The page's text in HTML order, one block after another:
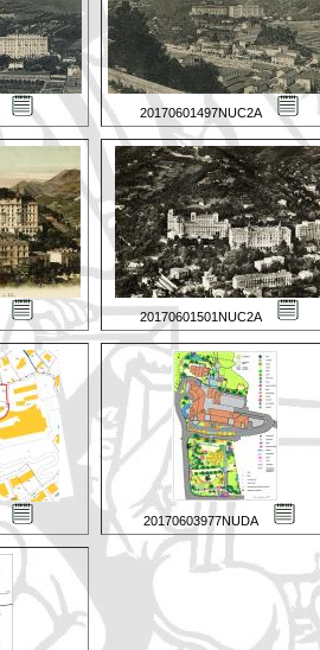
20170601497NUC2A
20170601501NUC2A
20170603977NUDA